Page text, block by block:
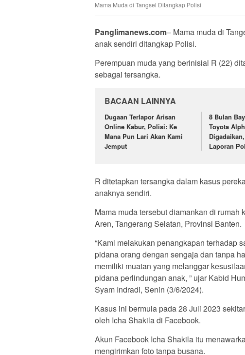
Mama Muda di Tangsel Ditangkap Polisi
Panglimanews.com– Mama muda di
anak sendiri ditangkap Polisi.
Perempuan muda yang berinisial R (22)
sebagai tersangka.
BACAAN LAINNYA
Dugaan Terlapor Arisan
Online Kabur, Polisi: Ke
Mana Pun Lari Akan Kami
Jemput
8 Bulan
Toyota
Laporan
R ditetapkan tersangka dalam kasus
anaknya sendiri.
Mama muda tersebut diamankan di
Aren, Tangerang Selatan, Provinsi Banten.
“Kami melakukan penangkapan terhadap
pidana orang dengan sengaja dan tanpa
memiliki muatan yang melanggar
pidana perlindungan anak, ” ujar Kabid
Syam Indradi, Senin (3/6/2024).
Kasus ini bermula pada 28 Juli 2023
oleh Icha Shakila di Facebook.
Akun Facebook Icha Shakila itu
mengirimkan foto tanpa busana.